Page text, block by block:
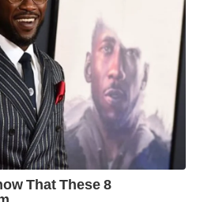
เลข +66-2-787-3366
มารถติดต่อสายการบินผ่านช่อง
ชื่อบัญชี @cathayth หรือคลิก
C
Share
S